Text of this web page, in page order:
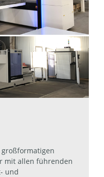
mit allen führenden
und